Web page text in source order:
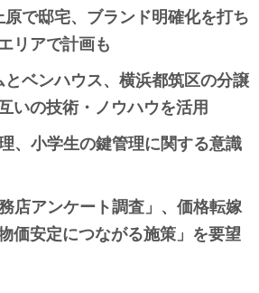
で邸宅、ブランド明確化を打ち
リアで計画も
ベンハウス、横浜都筑区の分譲
いの技術・ノウハウを活用
、小学生の鍵管理に関する意識
店アンケート調査」、価格転嫁
価安定につながる施策」を要望